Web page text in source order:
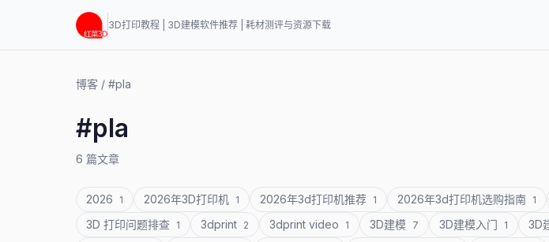
3D打印教程 | 3D建模软件推荐 | 耗材测评与资源下载
博客 / #pla
#pla
6 篇文章
2026 1 2026年3D打印机 1 2026年3d打印机推荐 1 2026年3d打印机选购指南 1
3D 打印问题排查 1 3dprint 2 3dprint video 1 3D建模 7 3D建模入门 1 3D